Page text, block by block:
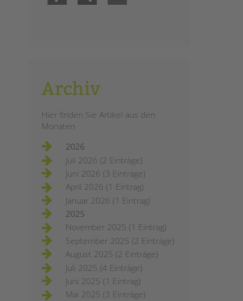
Archiv
Hier finden Sie Artikel aus den
Monaten
2026
Juli 2026 (2 Einträge)
Juni 2026 (3 Einträge)
April 2026 (1 Eintrag)
Januar 2026 (1 Eintrag)
2025
November 2025 (1 Eintrag)
September 2025 (2 Einträge)
August 2025 (2 Einträge)
Juli 2025 (4 Einträge)
Juni 2025 (1 Eintrag)
Mai 2025 (3 Einträge)